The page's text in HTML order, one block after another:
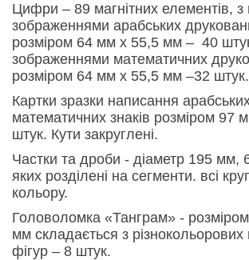
Цифри – 89 магнітних елементів, з
зображеннями арабських
розміром 64 мм х 55,5 мм – 40
зображеннями математичних
розміром 64 мм х 55,5 мм –32 штук.
Картки зразки написання
математичних знаків розміром 97
штук. Кути закруглені.
Частки та дроби - діаметр 195 мм, 6
яких розділені на сегменти. всі
кольору.
Головоломка «Танграм» -
мм складається з різнокольорових
фігур – 8 штук.